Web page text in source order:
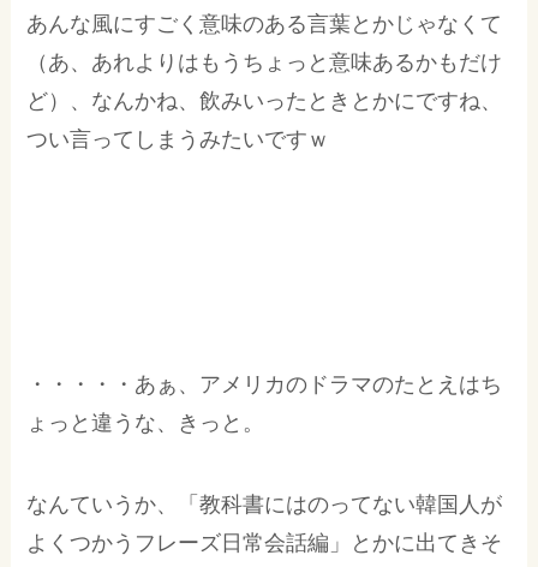
あんな風にすごく意味のある言葉とかじゃなくて
（あ、あれよりはもうちょっと意味あるかもだけ
ど）、なんかね、飲みいったときとかにですね、
つい言ってしまうみたいですｗ
・・・・・あぁ、アメリカのドラマのたとえはち
ょっと違うな、きっと。
なんていうか、「教科書にはのってない韓国人が
よくつかうフレーズ日常会話編」とかに出てきそ